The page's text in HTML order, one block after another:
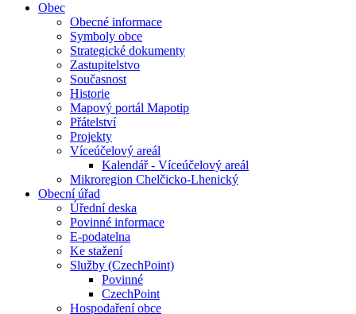
Obec
Obecné informace
Symboly obce
Strategické dokumenty
Zastupitelstvo
Současnost
Historie
Mapový portál Mapotip
Přátelství
Projekty
Víceúčelový areál
Kalendář - Víceúčelový areál
Mikroregion Chelčicko-Lhenický
Obecní úřad
Úřední deska
Povinné informace
E-podatelna
Ke stažení
Služby (CzechPoint)
Povinné
CzechPoint
Hospodaření obce